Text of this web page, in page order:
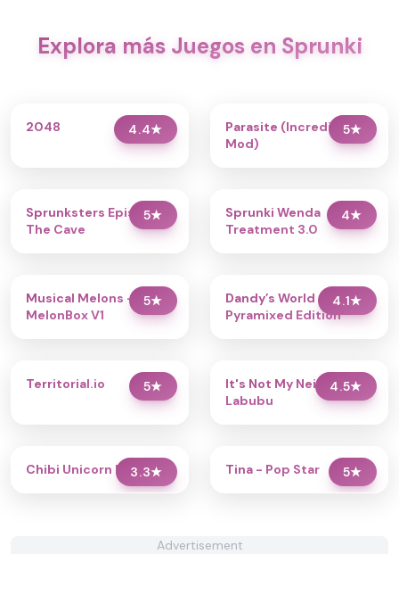
Explora más Juegos en Sprunki
4.4★
2048 5★
Parasite (Incredibox
Mod)
5★
Sprunksters Episode 2:
The Cave
4★
Sprunki Wenda
Treatment 3.0
5★
Musical Melons –
MelonBox V1
4.1★
Dandy’s World
Pyramixed Edition
5★
Territorial.io 4.5★
It's Not My Neighbor:
Labubu
3.3★
Chibi Unicorn Dress Up 5★
Tina - Pop Star
Advertisement